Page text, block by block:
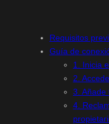
Requisitos
Guía de
1. Inicia
2.
3. Añade
4.